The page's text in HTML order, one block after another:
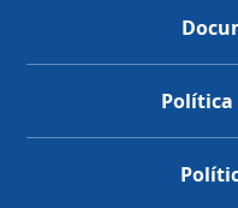
Política